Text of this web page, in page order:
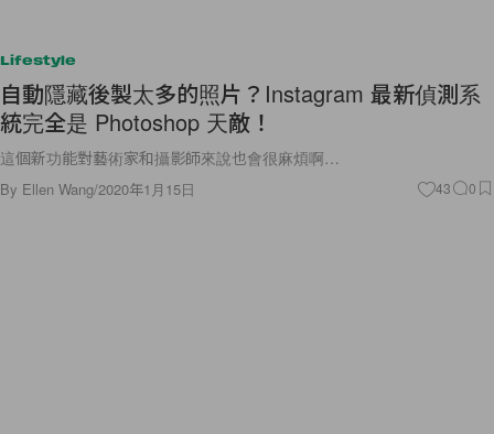
Lifestyle
自動隱藏後製太多的照片？Instagram 最新偵測系
統完全是 Photoshop 天敵！
這個新功能對藝術家和攝影師來說也會很麻煩啊…
By Ellen Wang/2020年1月15日 43 0